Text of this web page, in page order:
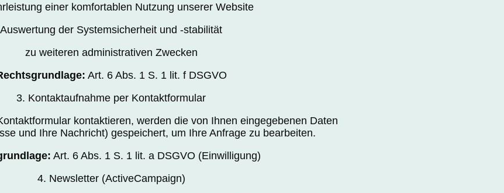
einer komfortablen Nutzung unserer Website
Auswertung der Systemsicherheit und -stabilität
zu weiteren administrativen Zwecken
Art. 6 Abs. 1 S. 1 lit. f DSGVO
3. Kontaktaufnahme per Kontaktformular
kontaktieren, werden die von Ihnen eingegebenen Daten
und Ihre Nachricht) gespeichert, um Ihre Anfrage zu bearbeiten.
Art. 6 Abs. 1 S. 1 lit. a DSGVO (Einwilligung)
4. Newsletter (ActiveCampaign)